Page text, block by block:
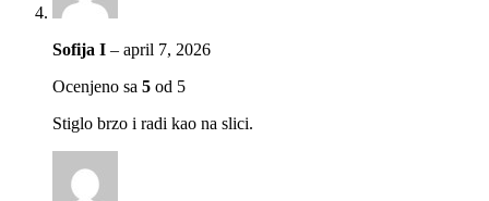
Sofija I – april 7, 2026
Ocenjeno sa 5 od 5
Stiglo brzo i radi kao na slici.